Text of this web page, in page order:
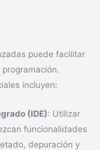
puede facilitar
incluyen:
(IDE): Utilizar
funcionalidades
depuración y